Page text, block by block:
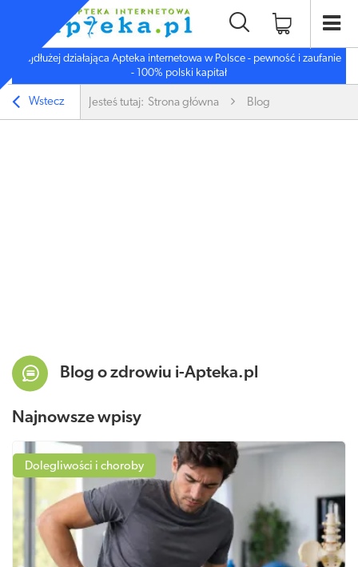
Najdłużej działająca Apteka internetowa w Polsce - pewność i zaufanie
- 100% polski kapitał
Wstecz Jesteś tutaj: Strona główna Blog
Blog o zdrowiu i-Apteka.pl
Najnowsze wpisy
Dolegliwości i choroby